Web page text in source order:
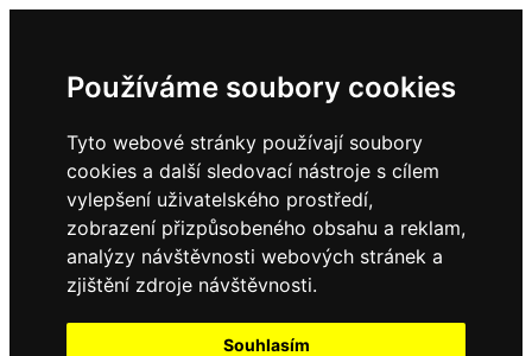
Používáme soubory cookies
Tyto webové stránky používají soubory
cookies a další sledovací nástroje s cílem
vylepšení uživatelského prostředí,
zobrazení přizpůsobeného obsahu a reklam,
analýzy návštěvnosti webových stránek a
zjištění zdroje návštěvnosti.
Souhlasím